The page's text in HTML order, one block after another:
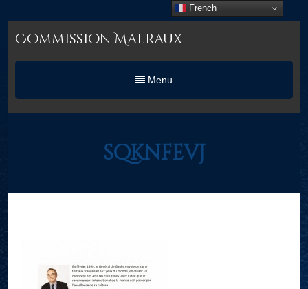
Commission Malraux
Menu
sqknfevj
French